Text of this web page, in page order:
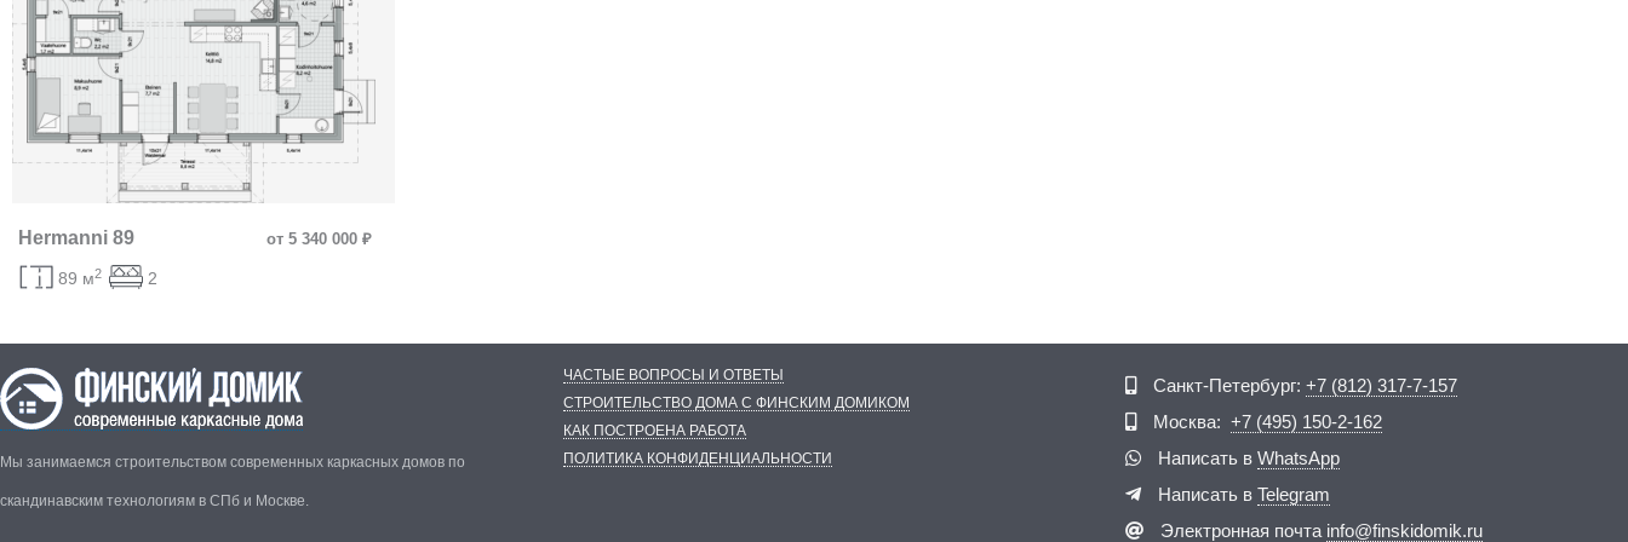
Hermanni 89 от 5 340 000 ₽
89 м2 2
Мы занимаемся строительством современных каркасных домов по
скандинавским технологиям в СПб и Москве.
ЧАСТЫЕ ВОПРОСЫ И ОТВЕТЫ
СТРОИТЕЛЬСТВО ДОМА С ФИНСКИМ ДОМИКОМ
КАК ПОСТРОЕНА РАБОТА
ПОЛИТИКА КОНФИДЕНЦИАЛЬНОСТИ
Санкт-Петербург:+7 (812) 317-7-157
Москва:+7 (495) 150-2-162
Написать вWhatsApp
Написать вTelegram
Электронная почта info@finskidomik.ru